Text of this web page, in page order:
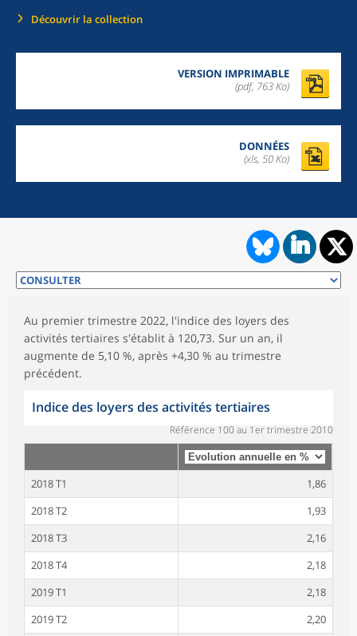
Découvrir la collection
VERSION IMPRIMABLE
(pdf, 763 Ko)
DONNÉES
(xls, 50 Ko)
Au premier trimestre 2022, l'indice des loyers des
activités tertiaires s'établit à 120,73. Sur un an, il
augmente de 5,10 %, après +4,30 % au trimestre
précédent.
Indice des loyers des activités tertiaires
Référence 100 au 1er trimestre 2010
2018 T1
1,86
2018 T2
1,93
2018 T3
2,16
2018 T4
2,18
2019 T1
2,18
2019 T2
2,20